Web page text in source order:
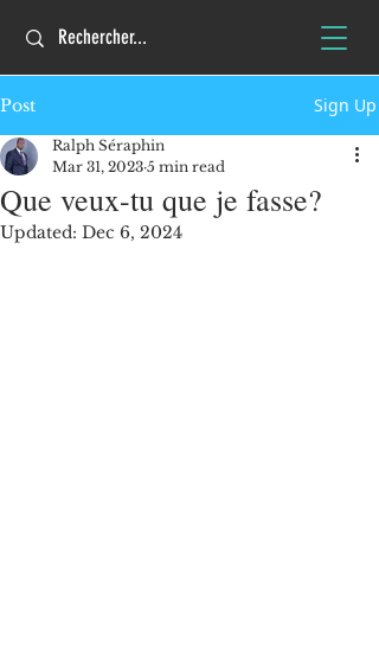
Post Sign Up
Que veux-tu que je fasse?
Ralph Séraphin
Mar 31, 2023 5 min read
Updated: Dec 6, 2024